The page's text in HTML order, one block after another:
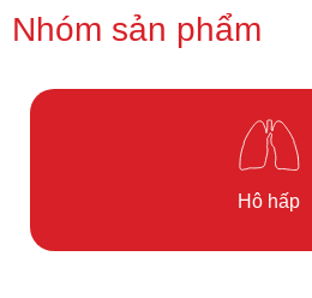
Nhóm sản phẩm
Hô hấp